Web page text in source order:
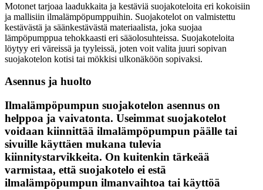
Motonet tarjoaa laadukkaita ja kestäviä suojakoteloita eri kokoisiin
ja mallisiin ilmalämpöpumppuihin. Suojakotelot on valmistettu
kestävästä ja säänkestävästä materiaalista, joka suojaa
lämpöpumppua tehokkaasti eri sääolosuhteissa. Suojakoteloita
löytyy eri väreissä ja tyyleissä, joten voit valita juuri sopivan
suojakotelon kotisi tai mökkisi ulkonäköön sopivaksi.
Asennus ja huolto
Ilmalämpöpumpun suojakotelon asennus on
helppoa ja vaivatonta. Useimmat suojakotelot
voidaan kiinnittää ilmalämpöpumpun päälle tai
sivuille käyttäen mukana tulevia
kiinnitystarvikkeita. On kuitenkin tärkeää
varmistaa, että suojakotelo ei estä
ilmalämpöpumpun ilmanvaihtoa tai käyttöä